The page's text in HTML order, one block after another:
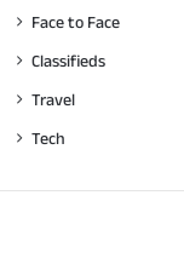
Face to Face
Classifieds
Travel
Tech